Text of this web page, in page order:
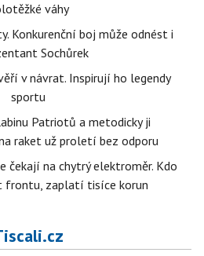
váhy
Konkurenční boj může odnést i
Sochůrek
v návrat. Inspirují ho legendy
sportu
Patriotů a metodicky ji
raket už proletí bez odporu
čekají na chytrý elektroměr. Kdo
frontu, zaplatí tisíce korun